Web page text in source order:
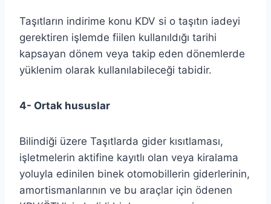
Taşıtların indirime konu KDV si o taşıtın iadeyi
gerektiren işlemde fiilen kullanıldığı tarihi
kapsayan dönem veya takip eden dönemlerde
yüklenim olarak kullanılabileceği tabidir.
4- Ortak hususlar
Bilindiği üzere Taşıtlarda gider kısıtlaması,
işletmelerin aktifine kayıtlı olan veya kiralama
yoluyla edinilen binek otomobillerin giderlerinin,
amortismanlarının ve bu araçlar için ödenen